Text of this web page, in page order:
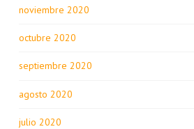
noviembre 2020
octubre 2020
septiembre 2020
agosto 2020
julio 2020